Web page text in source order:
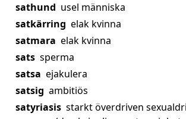
sathund usel människa
satkärring elak kvinna
satmara elak kvinna
sats sperma
satsa ejakulera
satsig ambitiös
satyriasis starkt överdriven